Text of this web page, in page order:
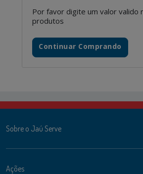
Por favor digite um valor valido
produtos
Continuar Comprando
Sobre o Jaú Serve
Ações